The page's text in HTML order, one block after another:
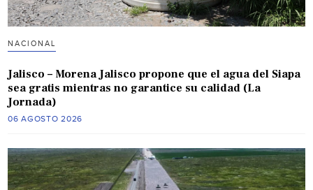
NACIONAL
Jalisco – Morena Jalisco propone que el agua del Siapa
sea gratis mientras no garantice su calidad (La
Jornada)
06 AGOSTO 2026